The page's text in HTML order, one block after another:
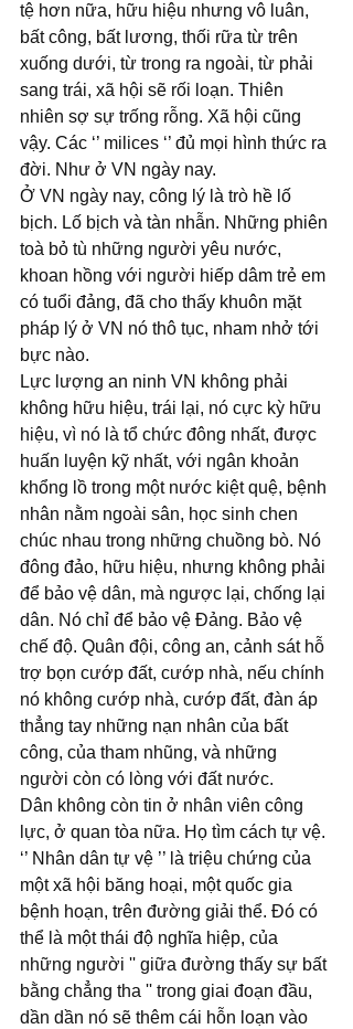
tệ hơn nữa, hữu hiệu nhưng vô luân,
bất công, bất lương, thối rữa từ trên
xuống dưới, từ trong ra ngoài, từ phải
sang trái, xã hội sẽ rối loạn. Thiên
nhiên sợ sự trống rỗng. Xã hội cũng
vậy. Các ‘’ milices ‘’ đủ mọi hình thức ra
đời. Như ở VN ngày nay.
Ở VN ngày nay, công lý là trò hề lố
bịch. Lố bịch và tàn nhẫn. Những phiên
toà bỏ tù những người yêu nước,
khoan hồng với người hiếp dâm trẻ em
có tuổi đảng, đã cho thấy khuôn mặt
pháp lý ở VN nó thô tục, nham nhở tới
bực nào.
Lực lượng an ninh VN không phải
không hữu hiệu, trái lại, nó cực kỳ hữu
hiệu, vì nó là tổ chức đông nhất, được
huấn luyện kỹ nhất, với ngân khoản
khổng lồ trong một nước kiệt quệ, bệnh
nhân nằm ngoài sân, học sinh chen
chúc nhau trong những chuồng bò. Nó
đông đảo, hữu hiệu, nhưng không phải
để bảo vệ dân, mà ngược lại, chống lại
dân. Nó chỉ để bảo vệ Đảng. Bảo vệ
chế độ. Quân đội, công an, cảnh sát hỗ
trợ bọn cướp đất, cướp nhà, nếu chính
nó không cướp nhà, cướp đất, đàn áp
thẳng tay những nạn nhân của bất
công, của tham nhũng, và những
người còn có lòng với đất nước.
Dân không còn tin ở nhân viên công
lực, ở quan tòa nữa. Họ tìm cách tự vệ.
‘’ Nhân dân tự vệ ’’ là triệu chứng của
một xã hội băng hoại, một quốc gia
bệnh hoạn, trên đường giải thể. Đó có
thể là một thái độ nghĩa hiệp, của
những người '' giữa đường thấy sự bất
bằng chẳng tha '' trong giai đoạn đầu,
dần dần nó sẽ thêm cái hỗn loạn vào